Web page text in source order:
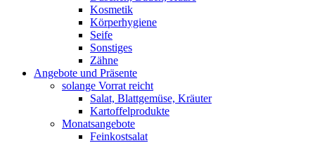
Kosmetik
Körperhygiene
Seife
Sonstiges
Zähne
Angebote und Präsente
solange Vorrat reicht
Salat, Blattgemüse, Kräuter
Kartoffelprodukte
Monatsangebote
Feinkostsalat